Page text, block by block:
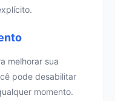
melhorar sua
pode desabilitar
momento.